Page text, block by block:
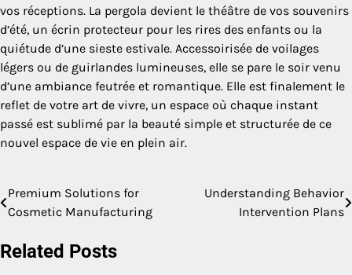
vos réceptions. La pergola devient le théâtre de vos souvenirs
d’été, un écrin protecteur pour les rires des enfants ou la
quiétude d’une sieste estivale. Accessoirisée de voilages
légers ou de guirlandes lumineuses, elle se pare le soir venu
d’une ambiance feutrée et romantique. Elle est finalement le
reflet de votre art de vivre, un espace où chaque instant
passé est sublimé par la beauté simple et structurée de ce
nouvel espace de vie en plein air.
Post
Premium Solutions for
Cosmetic Manufacturing
Understanding Behavior
Intervention Plans
Related Posts